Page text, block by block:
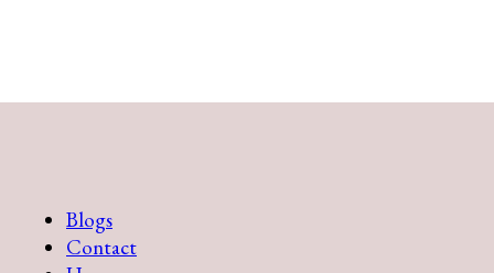
Blogs
Contact